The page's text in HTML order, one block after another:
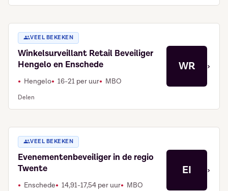
VEEL BEKEKEN
Winkelsurveillant Retail Beveiliger
Hengelo en Enschede
Hengelo 16-21 per uur MBO
Delen
WR ›
VEEL BEKEKEN
Evenementenbeveiliger in de regio
Twente
Enschede 14,91-17,54 per uur MBO
EI ›